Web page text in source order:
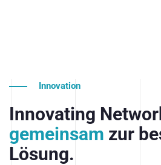
Innovation
Innovating
gemeinsam zur
Lösung.